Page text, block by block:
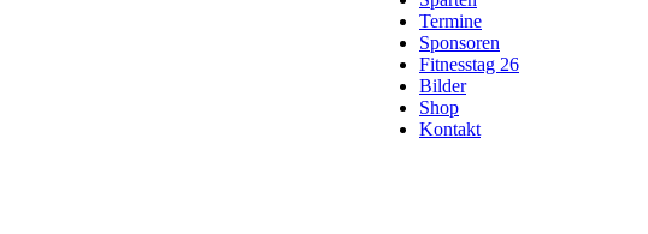
Termine
Sponsoren
Fitnesstag 26
Bilder
Shop
Kontakt